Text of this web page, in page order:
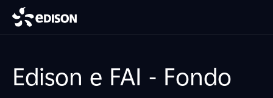
Edison e FAI - Fondo